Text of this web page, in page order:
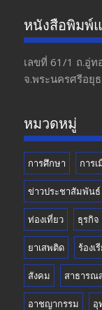
e
b
o
o
a
gr
a
m
หนังสือพิมพ์
เลขที่ 61/1 ถ.อู่ท
จ.พระนครศรีอยุ
หมวดหมู่
การศึกษา การเ
ข่าวประชาสัมพันธ์
ท่องเที่ยว ธุรกิจ
ยาเสพติด ร้องเ
สังคม สาธารณ
อาชญากรรม อุ